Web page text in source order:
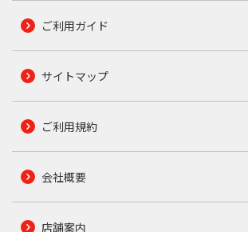
ご利用ガイド
サイトマップ
ご利用規約
会社概要
店舗案内